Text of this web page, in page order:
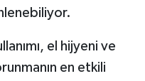
el hijyeni ve
en etkili